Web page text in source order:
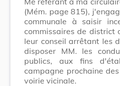
(Mém. page 815),
communale à saisir
commissaires de district
leur conseil arrêtant les
disposer MM. les
publics, aux fins
campagne prochaine
voirie vicinale.